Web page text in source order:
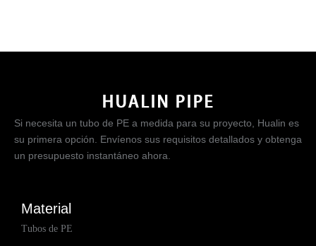
Si necesita un tubo de PE a medida para su proyecto, Hualin es
su primera opción. Envíenos sus requisitos detallados y obtenga
un presupuesto instantáneo ahora.
Material
Tubos de PE